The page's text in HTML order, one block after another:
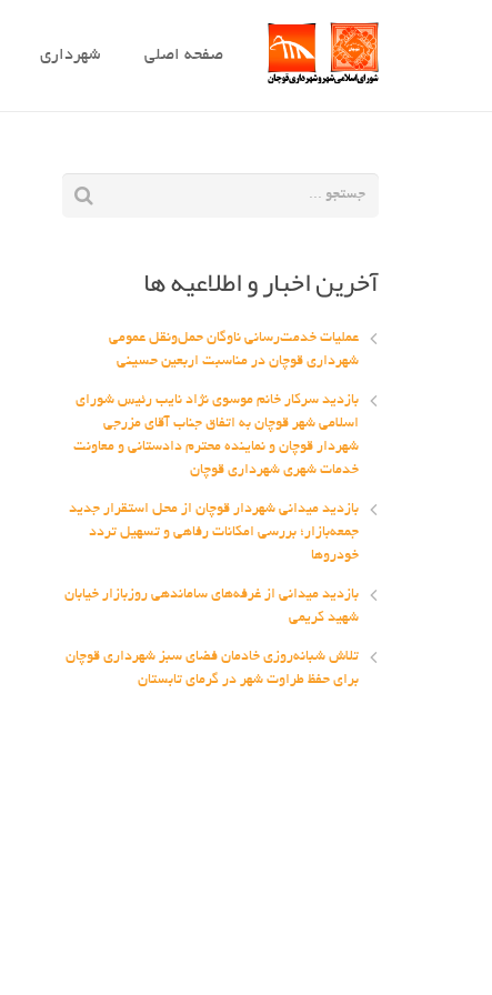
صفحه اصلی شهرداری
آخرین اخبار و اطلاعیه ها
عملیات خدمت‌رسانی ناوگان حمل‌ونقل عمومی
شهرداری قوچان در مناسبت اربعین حسینی
بازدید سرکار خانم موسوی نژاد نایب رئیس شورای
اسلامی شهر قوچان به اتفاق جناب آقای مزرجی
شهردار قوچان و نماینده محترم دادستانی و معاونت
خدمات شهری شهرداری قوچان
بازدید میدانی شهردار قوچان از محل استقرار جدید
جمعه‌بازار؛ بررسی امکانات رفاهی و تسهیل تردد
خودروها
بازدید میدانی از غرفه‌های ساماندهی روزبازار خیابان
شهید کریمی
تلاش شبانه‌روزی خادمان فضای سبز شهرداری قوچان
برای حفظ طراوت شهر در گرمای تابستان